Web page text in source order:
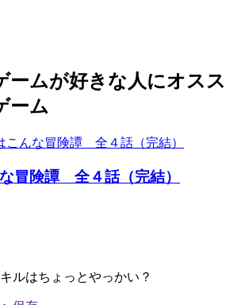
ームが好きな人にオスス
ーム
冒険譚 全４話（完結）
ルはちょっとやっかい？